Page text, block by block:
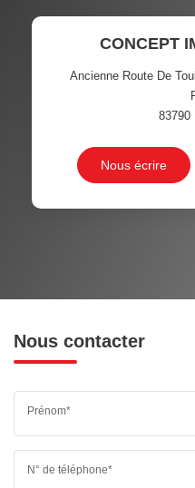
CONCEPT
Ancienne Route De
83790
Nous écrire
Nous contacter
Prénom*
N° de téléphone*